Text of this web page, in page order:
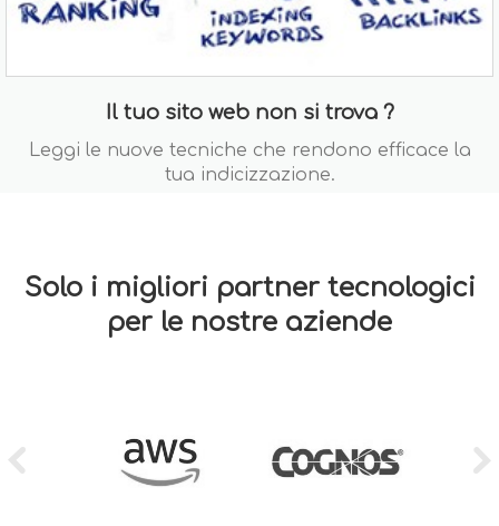
Il tuo sito web non si trova ?
Leggi le nuove tecniche che rendono efficace la
tua indicizzazione.
Solo i migliori partner tecnologici
per le nostre aziende